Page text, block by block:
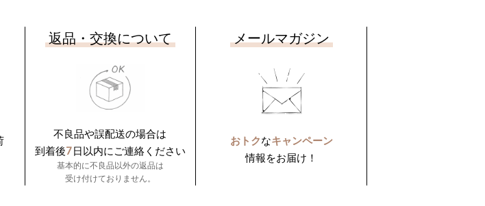
返品・交換について
不良品や誤配送の場合は
到着後7日以内にご連絡ください
基本的に不良品以外の返品は
受け付けておりません。
メールマガジン
おトクなキャンペーン
情報をお届け！